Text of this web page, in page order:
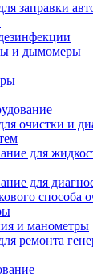
заправки
и дымомеры
очистки и
для
для
способа
и манометры
ремонта